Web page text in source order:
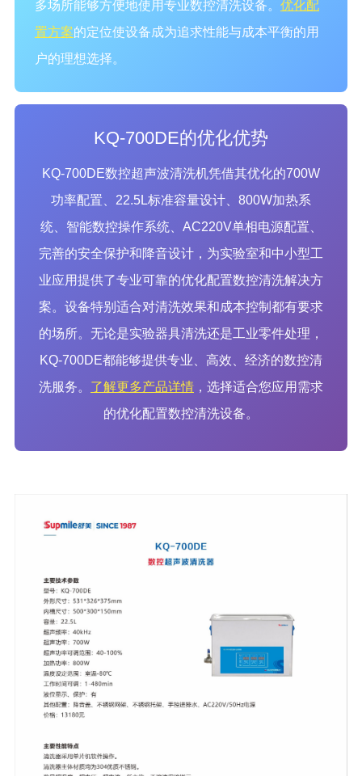
多场所能够方便地使用专业数控清洗设备。 优化配
置方案的定位使设备成为追求性能与成本平衡的用
户的理想选择。
KQ-700DE的优化优势
KQ-700DE数控超声波清洗机凭借其优化的700W
功率配置、22.5L标准容量设计、800W加热系
统、智能数控操作系统、AC220V单相电源配置、
完善的安全保护和降音设计，为实验室和中小型工
业应用提供了专业可靠的优化配置数控清洗解决方
案。设备特别适合对清洗效果和成本控制都有要求
的场所。无论是实验器具清洗还是工业零件处理，
KQ-700DE都能够提供专业、高效、经济的数控清
洗服务。 了解更多产品详情 ，选择适合您应用需求
的优化配置数控清洗设备。